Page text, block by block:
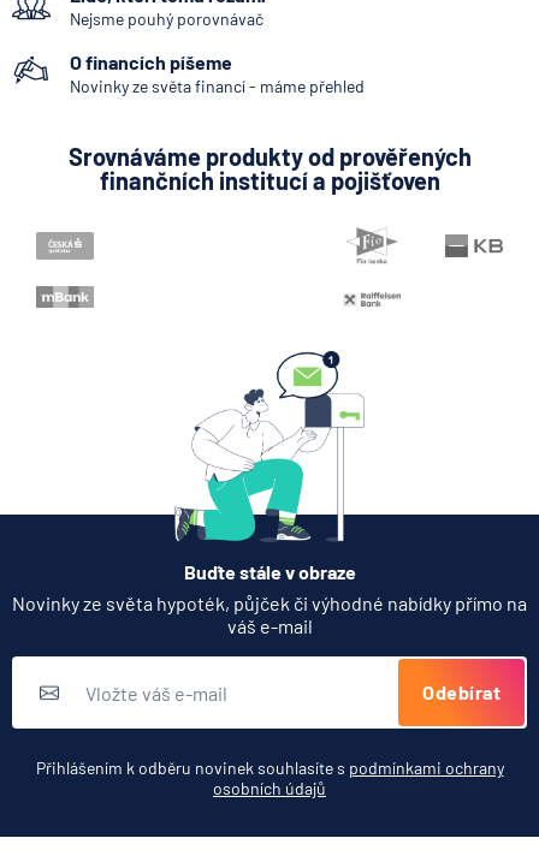
Nejsme pouhý porovnávač
O financích píšeme
Novinky ze světa financí - máme přehled
Srovnáváme produkty od prověřených
finančních institucí a pojišťoven
Buďte stále v obraze
Novinky ze světa hypoték, půjček či výhodné nabídky přímo na
váš e-mail
Odebírat
Přihlášením k odběru novinek souhlasíte s podmínkami ochrany
osobních údajů